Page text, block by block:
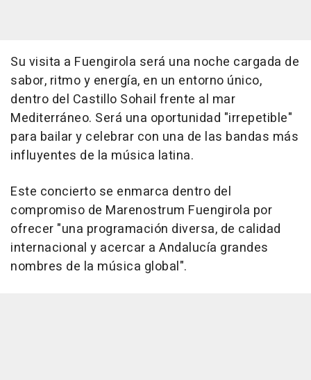
Su visita a Fuengirola será una noche cargada de
sabor, ritmo y energía, en un entorno único,
dentro del Castillo Sohail frente al mar
Mediterráneo. Será una oportunidad "irrepetible"
para bailar y celebrar con una de las bandas más
influyentes de la música latina.
Este concierto se enmarca dentro del
compromiso de Marenostrum Fuengirola por
ofrecer "una programación diversa, de calidad
internacional y acercar a Andalucía grandes
nombres de la música global".